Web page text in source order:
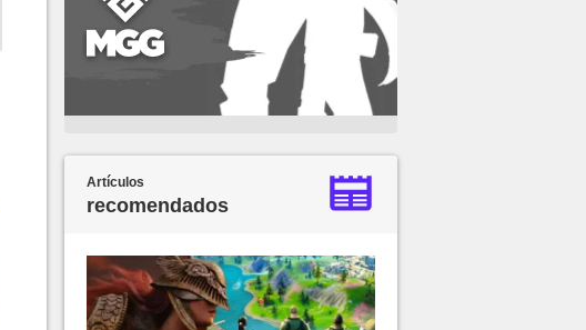
Artículos
recomendados